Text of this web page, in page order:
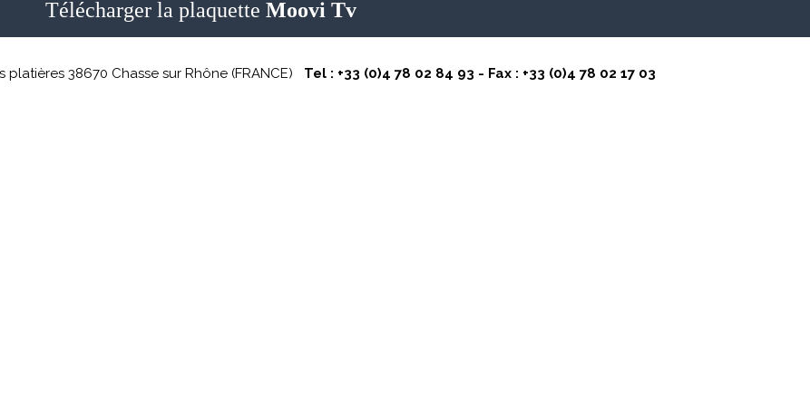
Télécharger la plaquette Moovi Tv
38670 Chasse sur Rhône (FRANCE) Tel : +33 (0)4 78 02 84 93 - Fax : +33 (0)4 78 02 17 03